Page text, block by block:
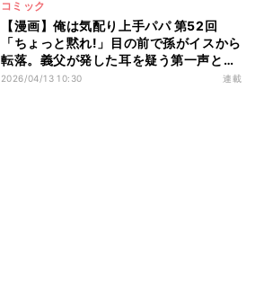
コミック
【漫画】俺は気配り上手パパ 第52回
「ちょっと黙れ!」目の前で孫がイスから
転落。義父が発した耳を疑う第一声と
は?
2026/04/13 10:30 連載